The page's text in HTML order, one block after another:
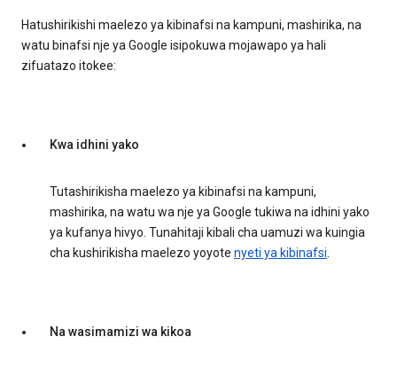
Hatushirikishi maelezo ya kibinafsi na kampuni, mashirika, na
watu binafsi nje ya Google isipokuwa mojawapo ya hali
zifuatazo itokee:
Kwa idhini yako
Tutashirikisha maelezo ya kibinafsi na kampuni,
mashirika, na watu wa nje ya Google tukiwa na idhini yako
ya kufanya hivyo. Tunahitaji kibali cha uamuzi wa kuingia
cha kushirikisha maelezo yoyote nyeti ya kibinafsi.
Na wasimamizi wa kikoa